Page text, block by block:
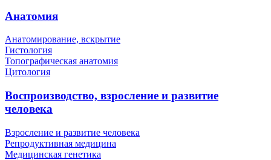
Анатомия
Анатомирование, вскрытие
Гистология
Топографическая анатомия
Цитология
Воспроизводство, взросление и развитие
человека
Взросление и развитие человека
Репродуктивная медицина
Медицинская генетика